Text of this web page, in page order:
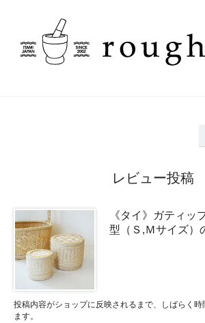
レビュー投稿
《タイ》ガティ
型（Ｓ,Ｍサイズ）
投稿内容がショップに反映されるまで、しばらく
ます。